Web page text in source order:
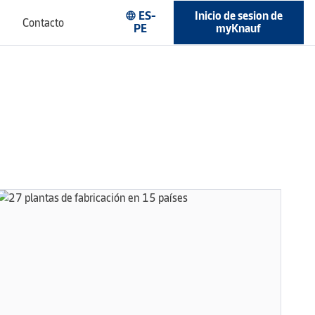
Contacto language ES-
PE
Inicio de sesion de
myKnauf